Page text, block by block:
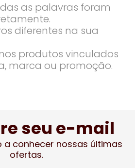
as palavras foram
diferentes na sua
produtos vinculados
marca ou promoção.
seu e-mail
a conhecer nossas últimas
ofertas.